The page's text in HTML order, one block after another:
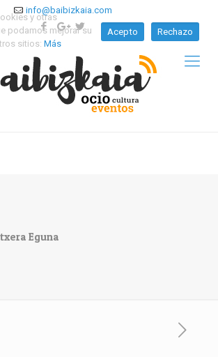
info@baibizkaia.com
Eguna
y otras
podamos mejorar su
sitios: Más
Acepto Rechazo